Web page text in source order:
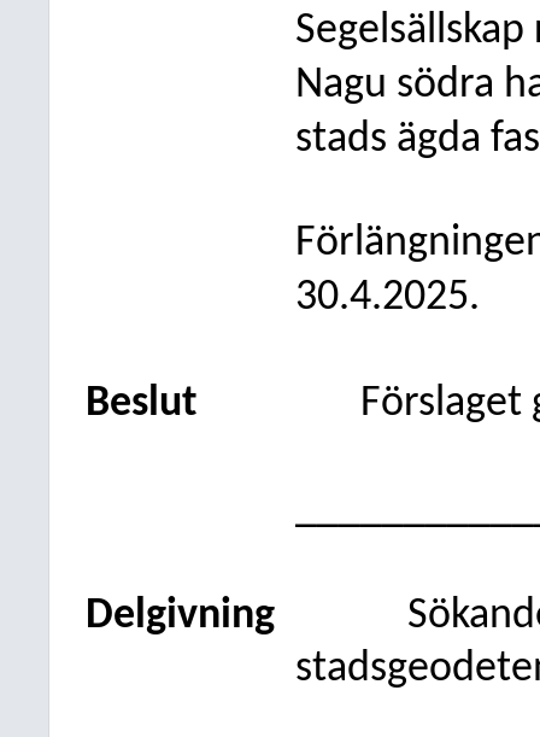
Nagu södra
stads ägda
30.4.2025.
Beslut Förslaget
Delgivning